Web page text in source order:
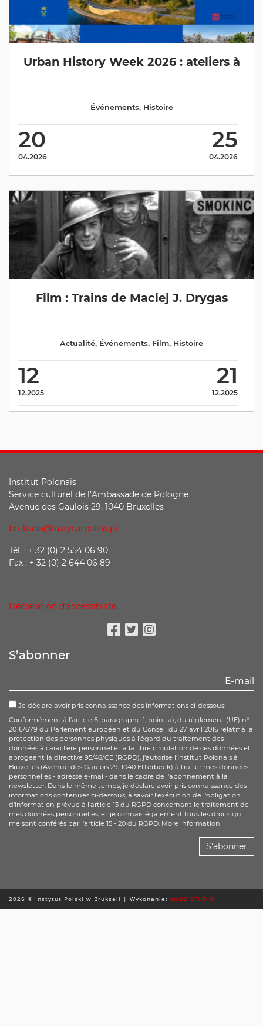
Urban History Week 2026 : ateliers à
20
04.2026
25
04.2026
Événements, Histoire
Film : Trains de Maciej J. Drygas
12
12.2025
21
12.2025
Actualité, Événements, Film, Histoire
Institut Polonais
Service culturel de l’Ambassade de Pologne
Avenue des Gaulois 29, 1040 Bruxelles
bruksela@instytutpolski.pl
Tél. : + 32 (0) 2 554 06 90
Fax : + 32 (0) 2 644 06 89
Déclaration d’accessibilité
S’abonner
Je déclare avoir pris connaissance des informations ci-dessous:
Conformément à l'article 6, paragraphe 1, point a), du règlement (UE) n°
2016/679 du Parlement européen et du Conseil du 27 avril 2016 relatif à la
protection des personnes physiques à l'égard du traitement des
données à caractère personnel et à la libre circulation de ces données et
abrogeant la directive 95/46/CE (RGPD), j'autorise l'Institut Polonais à
Bruxelles (Avenue des Gaulois 29, 1040 Etterbeek) à traiter mes données
personnelles - adresse e-mail- dans le cadre de l'abonnement à la
newsletter. Dans le même temps, je déclare avoir pris connaissance des
informations contenues ci-dessous, à savoir l'exécution de l'obligation
d'information prévue à l'article 13 du RGPD concernant le traitement de
mes données personnelles, et je connais également tous les droits qui
me sont conférés par l'article 15 - 20 du RGPD. More information
S'abonner
2026 © Instytut Polski w Brukseli | Wykonanie: sm32 STUDIO